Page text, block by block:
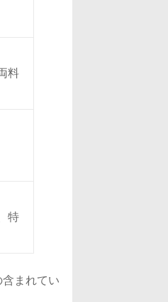
料
特
まれてい